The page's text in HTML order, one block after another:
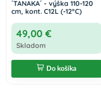
´TANAKA´ - výška 110-120
cm, kont. C12L (-12°C)
49,00 €
Skladom
Do košíka